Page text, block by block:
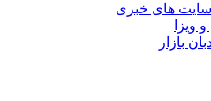
های خبری
بازار